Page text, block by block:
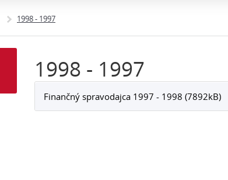
1998 - 1997
1998 - 1997
Finančný spravodajca 1997 - 1998 (7892kB)